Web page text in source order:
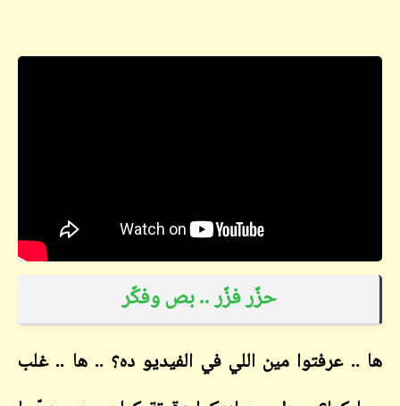
حزّر فزّر .. بص وفكّر
ها .. عرفتوا مين اللي في الفيديو ده؟ .. ها .. غلب